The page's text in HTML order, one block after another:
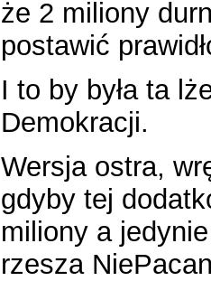
że 2 miliony
postawić
I to by była ta
Demokracji.
Wersja ostra,
gdyby tej
miliony a
rzesza